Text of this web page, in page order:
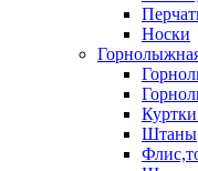
Носки
Штаны